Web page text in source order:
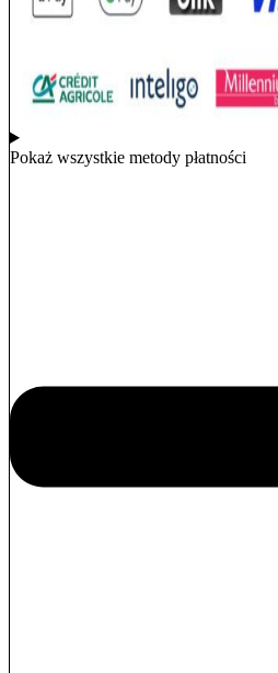
Pokaż wszystkie metody płatności